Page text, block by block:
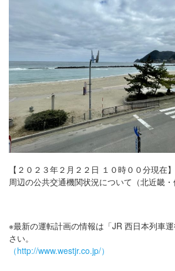
【２０２３年２月２２日 １０時００分現在】
周辺の公共交通機関状況について（北近畿・
※最新の運転計画の情報は「JR 西日本列車
さい。
（http://www.westjr.co.jp/）